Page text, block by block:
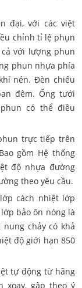
đại, với các việt
chỉnh tỉ lệ phụn
với lượng phun
phun nhựa phía
nén. Đèn chiếu
đêm. Ống tưới
có thể điều
trực tiếp trên
gồm Hệ thống
độ nhựa đường
theo yêu cầu.
cách nhiệt lớp
bảo ôn nóng là
chảy có khả
độ giới hạn 850
tự động từ hãng
xoay, gập theo ý